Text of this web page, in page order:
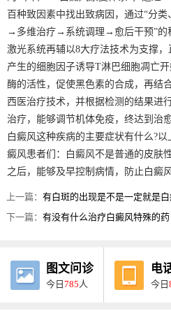
百种致因素中找出致病因，通过“分
→多维治疗→系统调理→愈后干预”的
激光系统再辅以8大疗法技术为支撑
产生的细胞因子诱导T淋巴细胞凋亡
酶的活性，促使黑色素的合成，再结
西医治疗技术，并根据检测的结果进
治疗，能够调节机体免疫，终达到治
白癜风这种疾病的主要症状有什么?
癜风患者们：白癜风不是普通的皮肤
之后，能够及早控制病情，防止白癜
上一篇：有白斑的出现是不是一定就是
下一篇：有没有什么治疗白癜风特殊的药
图文问诊
今日785 人
电
今日